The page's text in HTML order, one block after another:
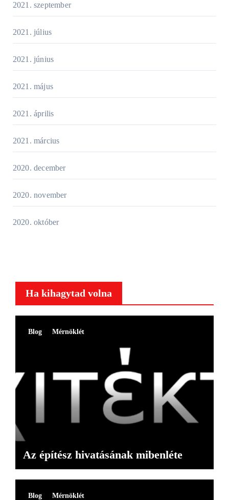
2021. szeptember
2021. július
2021. június
2021. május
2021. április
2021. március
2020. december
2020. november
2020. október
Ha kihagytad volna
Blog Mérnöklét
Az építész hivatásának mibenléte
Blog Mérnöklét